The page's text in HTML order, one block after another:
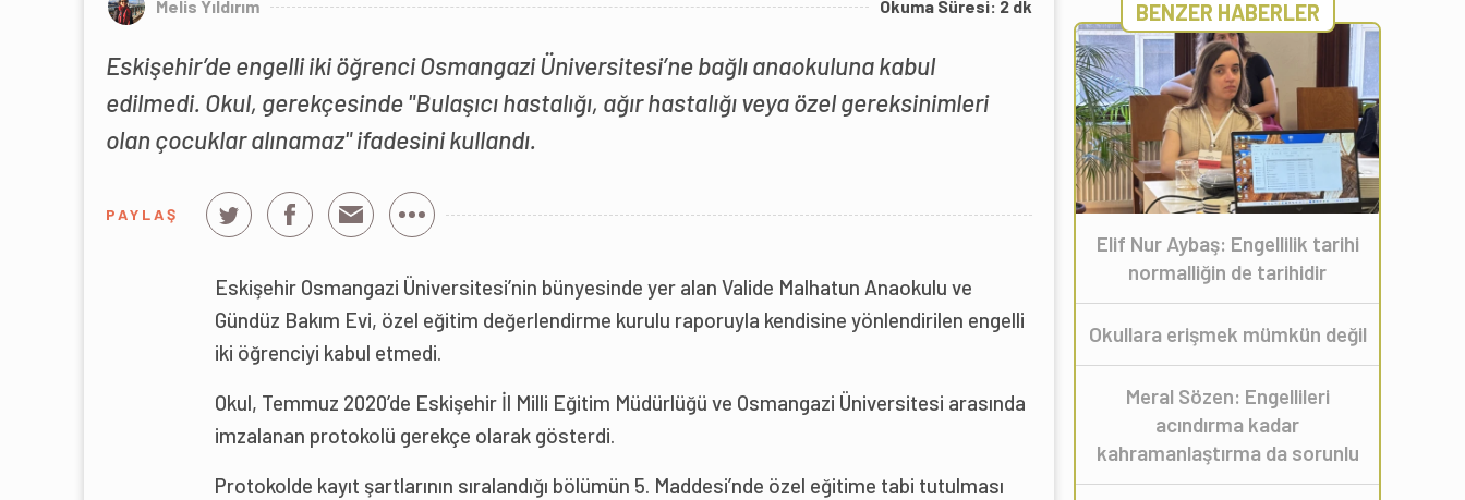
Melis Yıldırım Okuma Süresi: 2 dk
Eskişehir’de engelli iki öğrenci Osmangazi Üniversitesi’ne bağlı anaokuluna kabul
edilmedi. Okul, gerekçesinde "Bulaşıcı hastalığı, ağır hastalığı veya özel gereksinimleri
olan çocuklar alınamaz" ifadesini kullandı.
PAYLAŞ
Eskişehir Osmangazi Üniversitesi’nin bünyesinde yer alan Valide Malhatun Anaokulu ve
Gündüz Bakım Evi, özel eğitim değerlendirme kurulu raporuyla kendisine yönlendirilen engelli
iki öğrenciyi kabul etmedi.
Okul, Temmuz 2020’de Eskişehir İl Milli Eğitim Müdürlüğü ve Osmangazi Üniversitesi arasında
imzalanan protokolü gerekçe olarak gösterdi.
Protokolde kayıt şartlarının sıralandığı bölümün 5. Maddesi’nde özel eğitime tabi tutulması
BENZER HABERLER
Elif Nur Aybaş: Engellilik tarihi
normalliğin de tarihidir
Okullara erişmek mümkün değil
Meral Sözen: Engellileri
acındırma kadar
kahramanlaştırma da sorunlu